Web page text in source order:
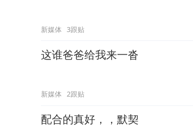
新媒体 3跟贴
这谁爸爸给我来一沓
新媒体 2跟贴
配合的真好，，默契